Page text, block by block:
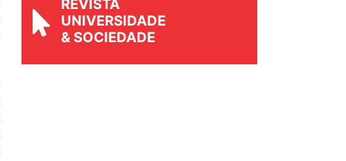
REVISTA
UNIVERSIDADE